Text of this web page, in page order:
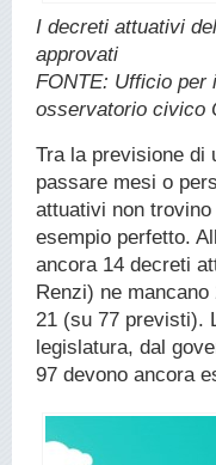
I decreti attuativi
approvati
FONTE: Ufficio per
osservatorio civico
Tra la previsione di
passare mesi o
attuativi non
esempio perfetto.
ancora 14 decreti
Renzi) ne
21 (su 77 previsti).
legislatura, dal
97 devono ancora